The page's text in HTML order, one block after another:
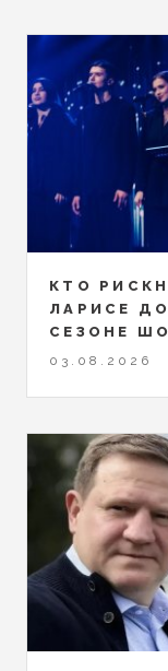
КТО
ЛАРИСЕ
СЕЗОНЕ
03.08.2026